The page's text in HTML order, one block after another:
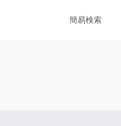
簡易検索